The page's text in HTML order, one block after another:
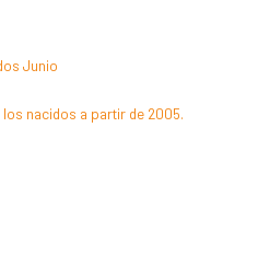
Junio
nacidos a partir de 2005.